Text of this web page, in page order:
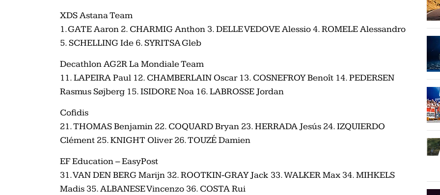
XDS Astana Team
1. GATE Aaron 2. CHARMIG Anthon 3. DELLE VEDOVE Alessio 4. ROMELE Alessandro
5. SCHELLING Ide 6. SYRITSA Gleb
Decathlon AG2R La Mondiale Team
11. LAPEIRA Paul 12. CHAMBERLAIN Oscar 13. COSNEFROY Benoît 14. PEDERSEN
Rasmus Søjberg 15. ISIDORE Noa 16. LABROSSE Jordan
Cofidis
21. THOMAS Benjamin 22. COQUARD Bryan 23. HERRADA Jesús 24. IZQUIERDO
Clément 25. KNIGHT Oliver 26. TOUZÉ Damien
EF Education – EasyPost
31. VAN DEN BERG Marijn 32. ROOTKIN-GRAY Jack 33. WALKER Max 34. MIHKELS
Madis 35. ALBANESE Vincenzo 36. COSTA Rui